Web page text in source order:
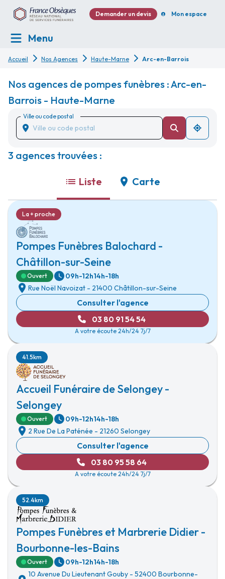
Demander un devis Mon espace
Menu
Accueil Nos Agences Haute-Marne Arc-en-Barrois
Nos agences de pompes funèbres : Arc-en-
Barrois - Haute-Marne
Ville ou code postal
3 agences trouvées :
Liste Carte
Pompes Funèbres Balochard -
Châtillon-sur-Seine
La + proche
Ouvert 09h-12h14h-18h
Rue Noël Navoizat - 21400 Châtillon-sur-Seine
Consulter l'agence
03 80 91 54 54
A votre écoute 24h/24 7j/7
Accueil Funéraire de Selongey -
Selongey
41.5km
Ouvert 09h-12h14h-18h
2 Rue De La Paténée - 21260 Selongey
Consulter l'agence
03 80 95 58 64
A votre écoute 24h/24 7j/7
Pompes Funèbres et Marbrerie Didier -
Bourbonne-les-Bains
52.4km
Ouvert 09h-12h14h-18h
10 Avenue Du Lieutenant Gouby - 52400 Bourbonne-